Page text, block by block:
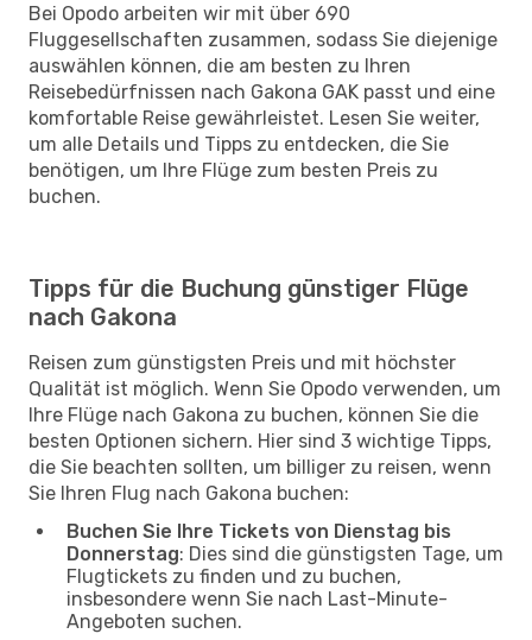
Bei Opodo arbeiten wir mit über 690
Fluggesellschaften zusammen, sodass Sie diejenige
auswählen können, die am besten zu Ihren
Reisebedürfnissen nach Gakona GAK passt und eine
komfortable Reise gewährleistet. Lesen Sie weiter,
um alle Details und Tipps zu entdecken, die Sie
benötigen, um Ihre Flüge zum besten Preis zu
buchen.
Tipps für die Buchung günstiger Flüge
nach Gakona
Reisen zum günstigsten Preis und mit höchster
Qualität ist möglich. Wenn Sie Opodo verwenden, um
Ihre Flüge nach Gakona zu buchen, können Sie die
besten Optionen sichern. Hier sind 3 wichtige Tipps,
die Sie beachten sollten, um billiger zu reisen, wenn
Sie Ihren Flug nach Gakona buchen:
Buchen Sie Ihre Tickets von Dienstag bis
Donnerstag: Dies sind die günstigsten Tage, um
Flugtickets zu finden und zu buchen,
insbesondere wenn Sie nach Last-Minute-
Angeboten suchen.